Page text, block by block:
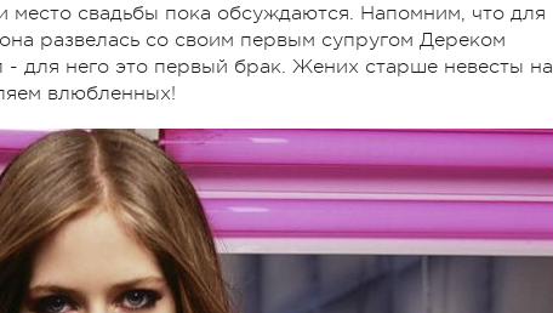
свадьбы пока обсуждаются. Напомним, что для
развелась со своим первым супругом Дереком
для него это первый брак. Жених старше невесты на
влюбленных!